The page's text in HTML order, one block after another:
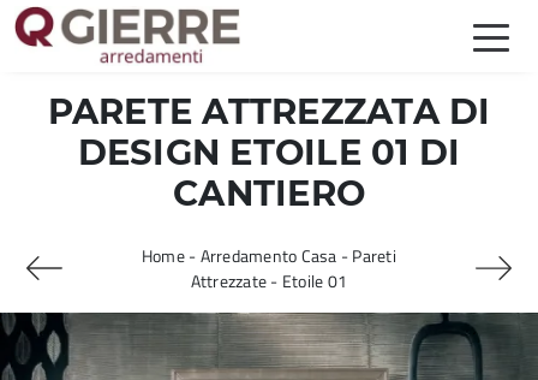
PARETE ATTREZZATA DI
DESIGN ETOILE 01 DI
CANTIERO
Home-Arredamento Casa -Pareti
Attrezzate- Etoile 01